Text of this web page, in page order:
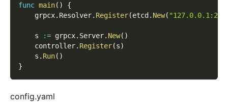
func main( )
{
    grpcx
. Resolver. Register(etcd . New(
    s
:= grpcx. Server. New( )
    controller
. Register(s)
    s
. Run( )
}
config.yaml